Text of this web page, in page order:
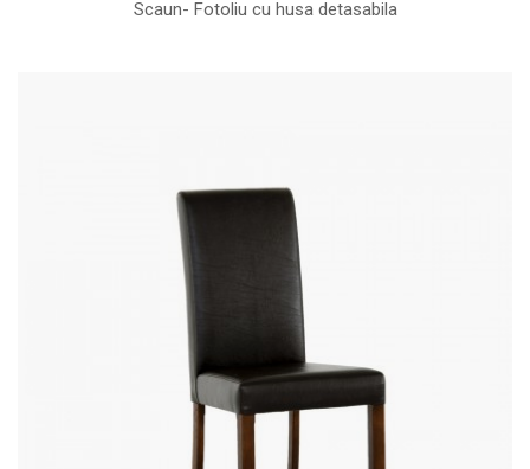
Scaun- Fotoliu cu husa detasabila